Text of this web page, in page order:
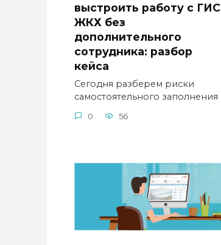
выстроить работу с ГИС
ЖКХ без
дополнительного
сотрудника: разбор
кейса
Сегодня разберем риски
самостоятельного заполнения
0 56